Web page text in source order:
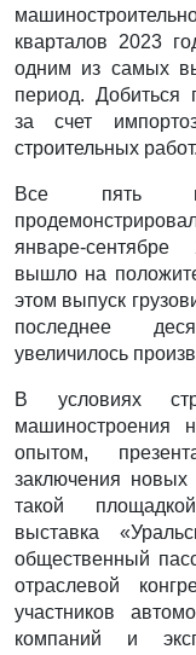
кварталов 2023
одним из самых
период. Добиться
за счет
строительных работ.
Все пять
январе-
вышло на
этом выпуск
последнее
увеличилось
В условиях
машиностроения
опытом,
заключения новых
такой
выставка
общественный
отраслевой
участников
компаний и